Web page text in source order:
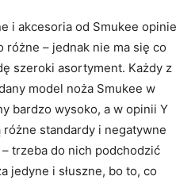
i akcesoria od Smukee opinie
różne – jednak nie ma się co
szeroki asortyment. Każdy z
model noża Smukee w
bardzo wysoko, a w opinii Y
różne standardy i negatywne
trzeba do nich podchodzić
jedyne i słuszne, bo to, co